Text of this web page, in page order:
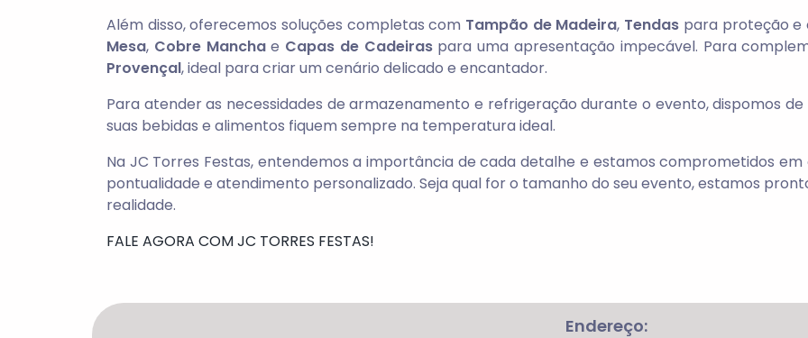
Além disso, oferecemos soluções completas com Tampão de Madeira, Tendas para proteção e
Mesa, Cobre Manchae Capas de Cadeiraspara uma apresentação impecável. Para
Provençal, ideal para criar um cenário delicado e encantador.
Para atender as necessidades de armazenamento e refrigeração durante o evento, dispomos de
suas bebidas e alimentos fiquem sempre na temperatura ideal.
Na JC Torres Festas, entendemos a importância de cada detalhe e estamos comprometidos
pontualidade e atendimento personalizado. Seja qual for o tamanho do seu evento, estamos
realidade.
FALE AGORA COM JC TORRES FESTAS!
Endereço: